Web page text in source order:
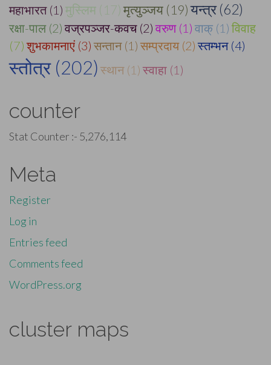
महाभारत (1) मुस्लिम (17) मृत्युञ्जय (19) यन्त्र (62)
रक्षा-पाल (2) वज्रपञ्जर-कवच (2) वरुण (1) वाक् (1) विवाह
(7) शुभकामनाएं (3) सन्तान (1) सम्प्रदाय (2) स्तम्भन (4)
स्तोत्र (202) स्थान (1) स्वाहा (1)
counter
Stat Counter :- 5,276,114
Meta
Register
Log in
Entries feed
Comments feed
WordPress.org
cluster maps